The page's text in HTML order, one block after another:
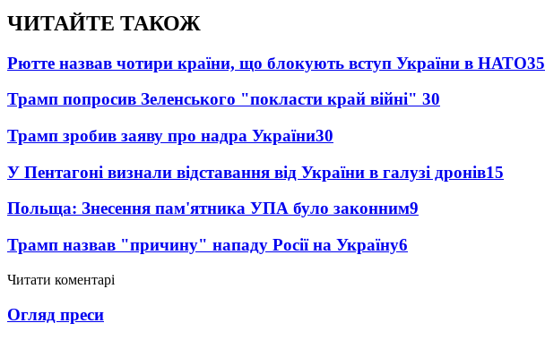
ЧИТАЙТЕ ТАКОЖ
Рютте назвав чотири країни, що блокують вступ України в НАТО35
Трамп попросив Зеленського "покласти край війні" 30
Трамп зробив заяву про надра України30
У Пентагоні визнали відставання від України в галузі дронів15
Польща: Знесення пам'ятника УПА було законним9
Трамп назвав "причину" нападу Росії на Україну6
Читати коментарі
Огляд преси